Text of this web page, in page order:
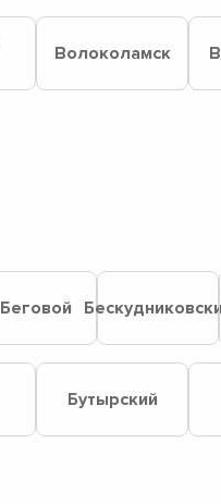
Волоколамск
Беговой
Бутырский